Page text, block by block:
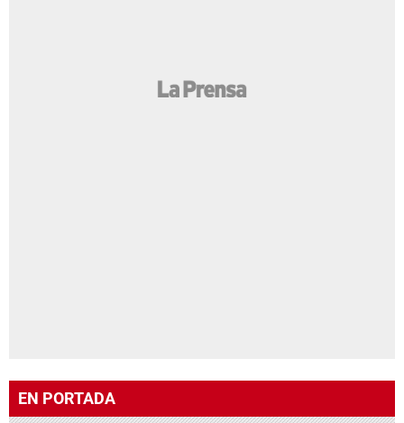
EN PORTADA